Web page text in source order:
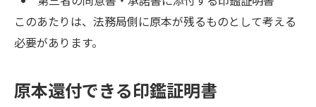
このあたりは、法務局側に原本が残るものとして考える
必要があります。
原本還付できる印鑑証明書